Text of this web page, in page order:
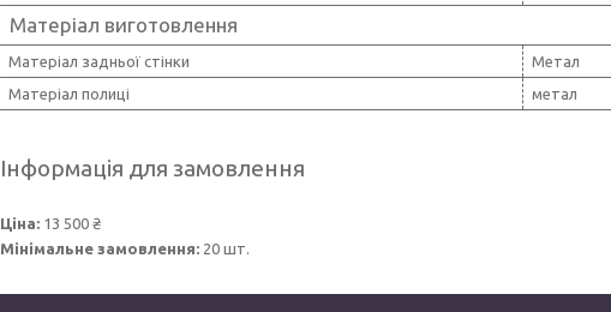
Матеріал виготовлення
Матеріал задньої стінки
Метал
Матеріал полиці
метал
Інформація для замовлення
Ціна: 13 500 ₴
Мінімальне замовлення: 20 шт.